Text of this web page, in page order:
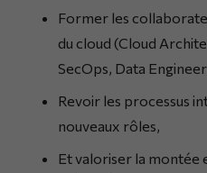
Former les
du cloud (Cloud
SecOps, Data
Revoir les processus
nouveaux rôles,
Et valoriser la montée